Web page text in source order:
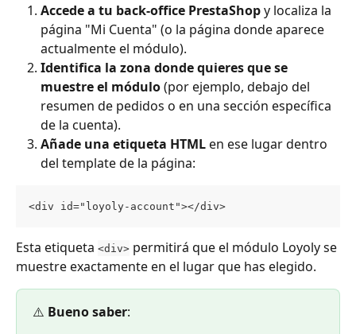
Accede a tu back-office PrestaShop y localiza la
página "Mi Cuenta" (o la página donde aparece
actualmente el módulo).
Identifica la zona donde quieres que se
muestre el módulo (por ejemplo, debajo del
resumen de pedidos o en una sección específica
de la cuenta).
Añade una etiqueta HTML en ese lugar dentro
del template de la página:
<div id="loyoly-account"></div>
Esta etiqueta <div> permitirá que el módulo Loyoly se
muestre exactamente en el lugar que has elegido.
⚠️ Bueno saber: